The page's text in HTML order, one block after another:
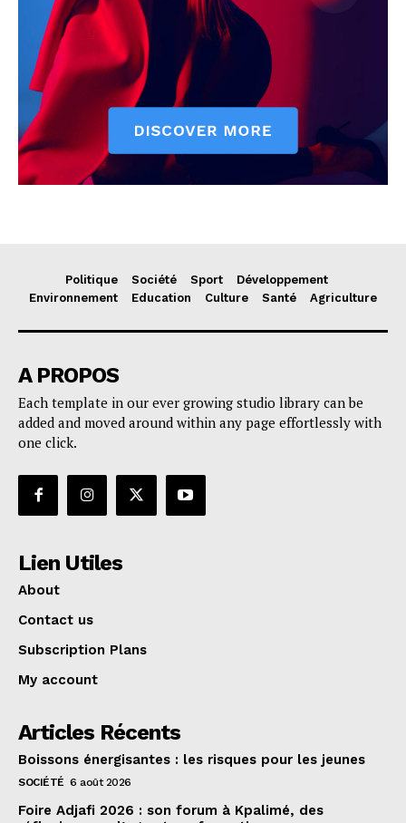
Politique Société Sport
Développement
Environnement
Education Culture Santé Agriculture
A PROPOS
Each template in our ever growing studio library can be
added and moved around within any page effortlessly with
one click.
Lien Utiles
About
Contact us
Subscription Plans
My account
Articles Récents
Boissons énergisantes : les risques pour les jeunes
SOCIÉTÉ 6 août 2026
Foire Adjafi 2026 : son forum à Kpalimé, des